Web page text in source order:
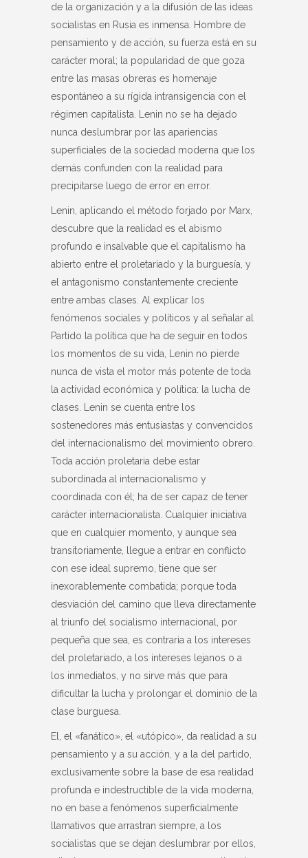
de la organización y a la difusión de las ideas
socialistas en Rusia es inmensa. Hombre de
pensamiento y de acción, su fuerza está en su
carácter moral; la popularidad de que goza
entre las masas obreras es homenaje
espontáneo a su rígida intransigencia con el
régimen capitalista. Lenin no se ha dejado
nunca deslumbrar por las apariencias
superficiales de la sociedad moderna que los
demás confunden con la realidad para
precipitarse luego de error en error.
Lenin, aplicando el método forjado por Marx,
descubre que la realidad es el abismo
profundo e insalvable que el capitalismo ha
abierto entre el proletariado y la burguesía, y
el antagonismo constantemente creciente
entre ambas clases. Al explicar los
fenómenos sociales y políticos y al señalar al
Partido la política que ha de seguir en todos
los momentos de su vida, Lenin no pierde
nunca de vista el motor más potente de toda
la actividad económica y política: la lucha de
clases. Lenin se cuenta entre los
sostenedores más entusiastas y convencidos
del internacionalismo del movimiento obrero.
Toda acción proletaria debe estar
subordinada al internacionalismo y
coordinada con él; ha de ser capaz de tener
carácter internacionalista. Cualquier iniciativa
que en cualquier momento, y aunque sea
transitoriamente, llegue a entrar en conflicto
con ese ideal supremo, tiene que ser
inexorablemente combatida; porque toda
desviación del camino que lleva directamente
al triunfo del socialismo internacional, por
pequeña que sea, es contraria a los intereses
del proletariado, a los intereses lejanos o a
los inmediatos, y no sirve más que para
dificultar la lucha y prolongar el dominio de la
clase burguesa.
El, el «fanático», el «utópico», da realidad a su
pensamiento y a su acción, y a la del partido,
exclusivamente sobre la base de esa realidad
profunda e indestructible de la vida moderna,
no en base a fenómenos superficialmente
llamativos que arrastran siempre, a los
socialistas que se dejan deslumbrar por ellos,